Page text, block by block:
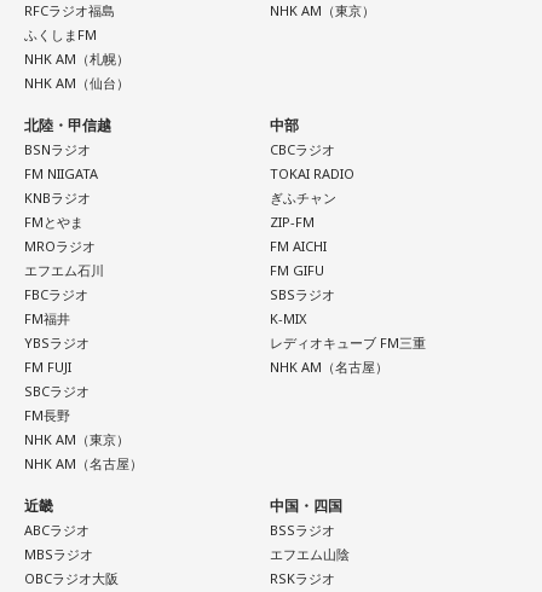
RFCラジオ福島
ふくしまFM
NHK AM（札幌）
NHK AM（仙台）
NHK AM（東京）
北陸・甲信越
BSNラジオ
FM NIIGATA
KNBラジオ
FMとやま
MROラジオ
エフエム石川
FBCラジオ
FM福井
YBSラジオ
FM FUJI
SBCラジオ
FM長野
NHK AM（東京）
NHK AM（名古屋）
中部
CBCラジオ
TOKAI RADIO
ぎふチャン
ZIP-FM
FM AICHI
FM GIFU
SBSラジオ
K-MIX
レディオキューブ FM三重
NHK AM（名古屋）
近畿
ABCラジオ
MBSラジオ
OBCラジオ大阪
中国・四国
BSSラジオ
エフエム山陰
RSKラジオ